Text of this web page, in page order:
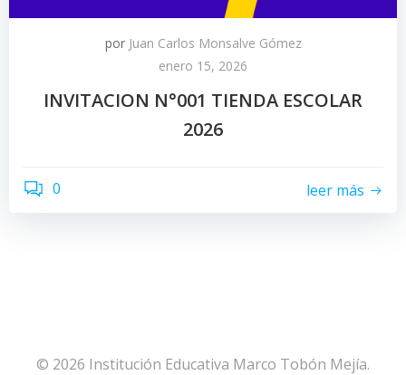
por Juan Carlos Monsalve Gómez
enero 15, 2026
INVITACION N°001 TIENDA ESCOLAR
2026
0 leer más
© 2026 Institución Educativa Marco Tobón Mejía.